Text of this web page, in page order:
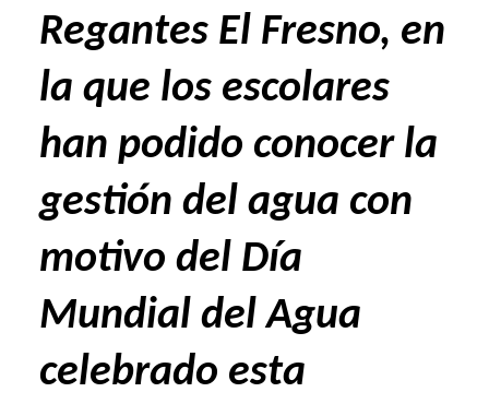
Regantes El Fresno, en
la que los escolares
han podido conocer la
gestión del agua con
motivo del Día
Mundial del Agua
celebrado esta